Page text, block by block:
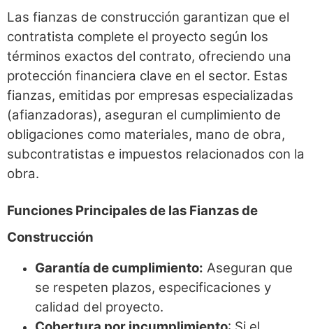
Las fianzas de construcción garantizan que el
contratista complete el proyecto según los
términos exactos del contrato, ofreciendo una
protección financiera clave en el sector. Estas
fianzas, emitidas por empresas especializadas
(afianzadoras), aseguran el cumplimiento de
obligaciones como materiales, mano de obra,
subcontratistas e impuestos relacionados con la
obra.
Funciones Principales de las Fianzas de
Construcción
Garantía de cumplimiento: Aseguran que
se respeten plazos, especificaciones y
calidad del proyecto.